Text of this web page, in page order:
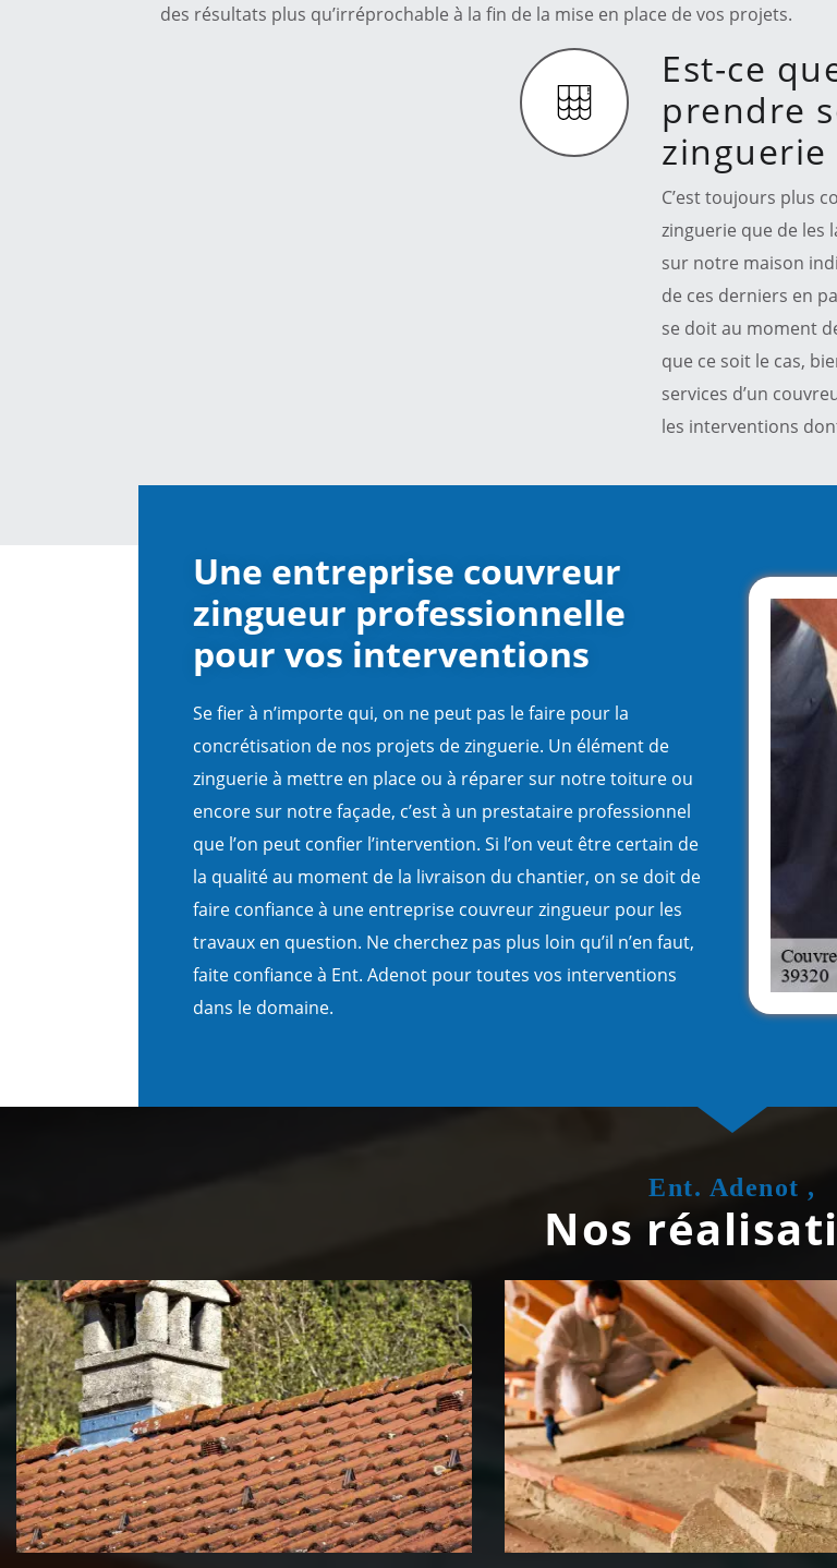
des résultats plus qu’irréprochable à la fin de la mise en place de vos projets.
Est-ce
prendre
zinguerie
C’est toujours plus
zinguerie que de les
sur notre maison
de ces derniers en
se doit au moment
que ce soit le cas,
services d’un
les interventions
Une entreprise couvreur
zingueur professionnelle
pour vos interventions
Se fier à n’importe qui, on ne peut pas le faire pour la
concrétisation de nos projets de zinguerie. Un élément de
zinguerie à mettre en place ou à réparer sur notre toiture ou
encore sur notre façade, c’est à un prestataire professionnel
que l’on peut confier l’intervention. Si l’on veut être certain de
la qualité au moment de la livraison du chantier, on se doit de
faire confiance à une entreprise couvreur zingueur pour les
travaux en question. Ne cherchez pas plus loin qu’il n’en faut,
faite confiance à Ent. Adenot pour toutes vos interventions
dans le domaine.
Ent. Adenot ,
Nos
Couvreur zingueur 39 Jura Isolation de toiture 39 Jura